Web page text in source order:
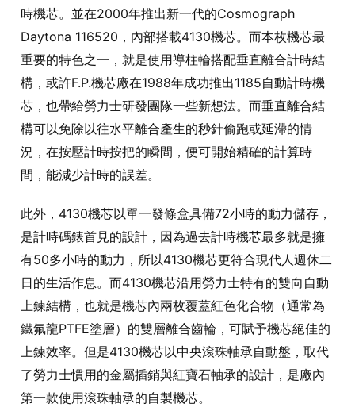
時機芯。並在2000年推出新一代的Cosmograph
Daytona 116520，內部搭載4130機芯。而本枚機芯最
重要的特色之一，就是使用導柱輪搭配垂直離合計時結
構，或許F.P.機芯廠在1988年成功推出1185自動計時機
芯，也帶給勞力士研發團隊一些新想法。而垂直離合結
構可以免除以往水平離合產生的秒針偷跑或延滯的情
況，在按壓計時按把的瞬間，便可開始精確的計算時
間，能減少計時的誤差。
此外，4130機芯以單一發條盒具備72小時的動力儲存，
是計時碼錶首見的設計，因為過去計時機芯最多就是擁
有50多小時的動力，所以4130機芯更符合現代人週休二
日的生活作息。而4130機芯沿用勞力士特有的雙向自動
上鍊結構，也就是機芯內兩枚覆蓋紅色化合物（通常為
鐵氟龍PTFE塗層）的雙層離合齒輪，可賦予機芯絕佳的
上鍊效率。但是4130機芯以中央滾珠軸承自動盤，取代
了勞力士慣用的金屬插銷與紅寶石軸承的設計，是廠內
第一款使用滾珠軸承的自製機芯。